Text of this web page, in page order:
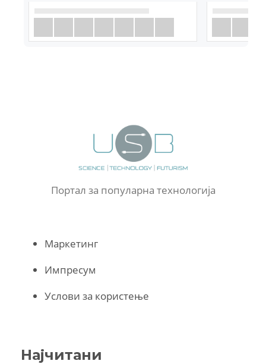
Портал за популарна технологија
Маркетинг
Импресум
Услови за користење
Најчитани